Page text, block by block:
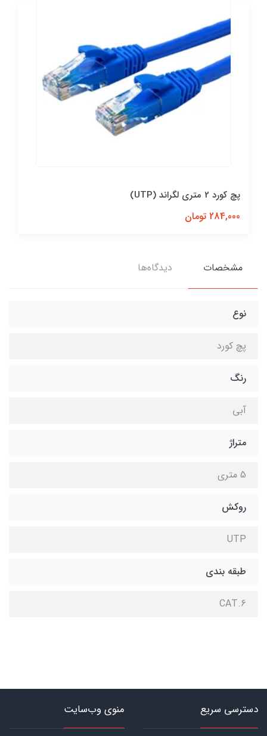
پچ کورد 2 متری لگراند (UTP)
284,000 تومان
مشخصات دیدگاه‌ها
نوع
پچ کورد
رنگ
آبی
متراژ
5 متری
روکش
UTP
طبقه بندی
CAT.6
دسترسی سریع منوی وب‌سایت